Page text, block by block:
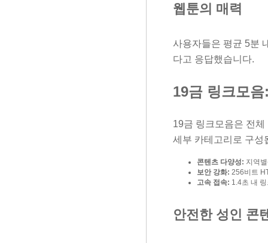
웹툰의 매력
사용자들은 평균 5분
다고 응답했습니다.
19금 링크모
19금 링크모음은 전
세부 카테고리로 구성
콘텐츠 다양성: 지역
보안 강화: 256비트
고속 접속: 1.4초 내
안전한 성인 콘